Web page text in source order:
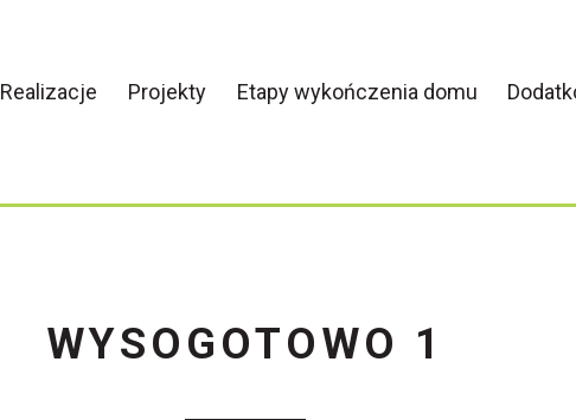
Realizacje Projekty Etapy wykończenia domu
WYSOGOTOWO 1